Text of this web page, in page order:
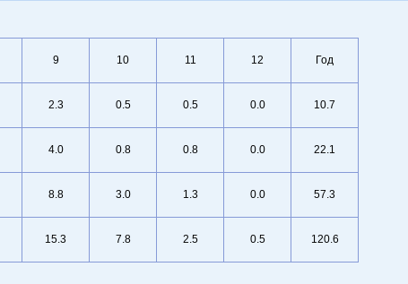
9 10 11 12 Год
2.3 0.5 0.5 0.0 10.7
4.0 0.8 0.8 0.0 22.1
8.8 3.0 1.3 0.0 57.3
15.3 7.8 2.5 0.5 120.6